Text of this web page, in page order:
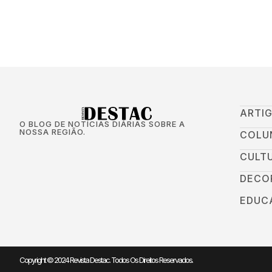
O BLOG DE NOTÍCIAS DIÁRIAS SOBRE A
NOSSA REGIÃO.
Copyright © 2024 Revista Destac. Todos Os Direitos Reservados.